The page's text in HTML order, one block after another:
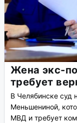
Жена экс-
требует
В Челябинске суд
Меньшениной,
МВД и требует